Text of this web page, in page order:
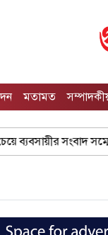
মতামত
সম্মেলন বর্ষার